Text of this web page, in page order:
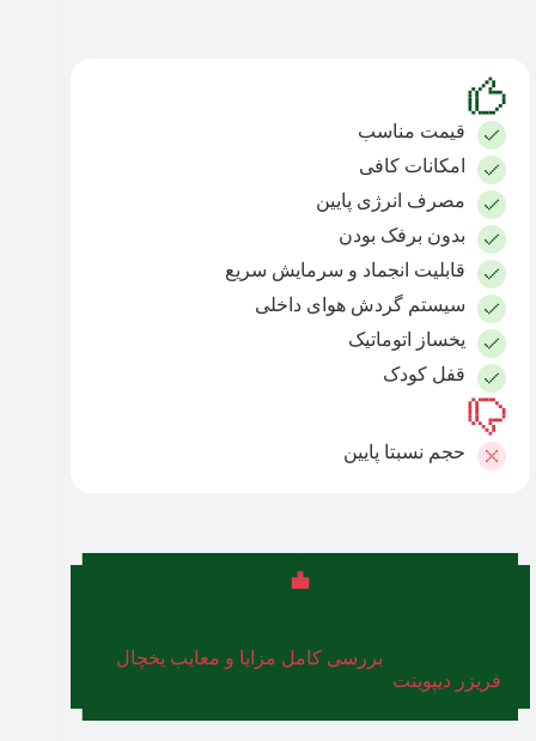
قیمت مناسب
امکانات کافی
مصرف انرژی پایین
بدون برفک بودن
قابلیت انجماد و سرمایش سریع
سیستم گردش هوای داخلی
یخساز اتوماتیک
قفل کودک
حجم نسبتا پایین
بررسی کامل مزایا و معایب یخچال
فریزر دیپوینت